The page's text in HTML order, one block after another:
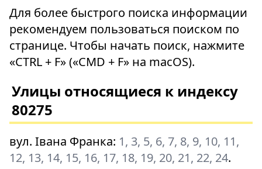
Для более быстрого поиска информации
рекомендуем пользоваться поиском по
странице. Чтобы начать поиск, нажмите
«CTRL + F» («CMD + F» на macOS).
Улицы относящиеся к индексу
80275
вул. Івана Франка: 1, 3, 5, 6, 7, 8, 9, 10, 11,
12, 13, 14, 15, 16, 17, 18, 19, 20, 21, 22, 24.